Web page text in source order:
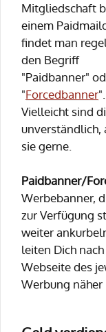
Mitgliedschaft
einem
findet man
den Begriff
"Paidbanner"
"Forcedbanner".
Vielleicht sind
unverständlich,
sie gerne.
Paidbanner/
Werbebanner,
zur Verfügung
weiter
leiten Dich
Webseite des
Werbung näher